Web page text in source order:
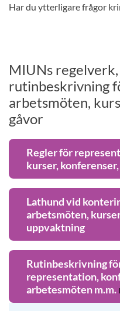
Har du ytterligare frågor
MIUNs
rutinbeskrivning
arbetsmöten,
gåvor
Regler för
kurser,
Lathund vid
arbetsmöten,
uppvaktning
Rutinbeskrivning
representation,
arbetesmöten m.m.